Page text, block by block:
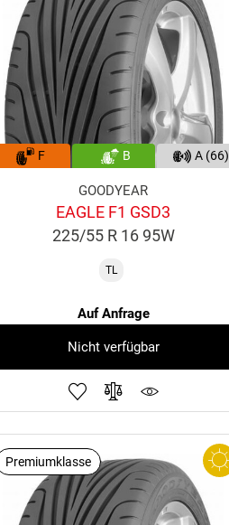
F B A (66)
GOODYEAR
EAGLE F1 GSD3
225/55 R 16 95W
TL
Auf Anfrage
Nicht verfügbar
Premiumklasse